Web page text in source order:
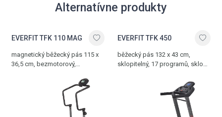
Alternatívne produkty
EVERFIT TFK 110 MAG
magnetický běžecký pás 115 x
36,5 cm, bezmotorový,
zátěže a sklonu, 6 kg setrvačník,
hmotnost 25 kg, nosnost 100 kg
EVERFIT TFK 450
běžecký pás 132 x 43 cm,
sklopitelný, 17 programů, sklon
dlaňové senzory, držák na tablet,
hmotnost 55 kg, nosnost 100 kg